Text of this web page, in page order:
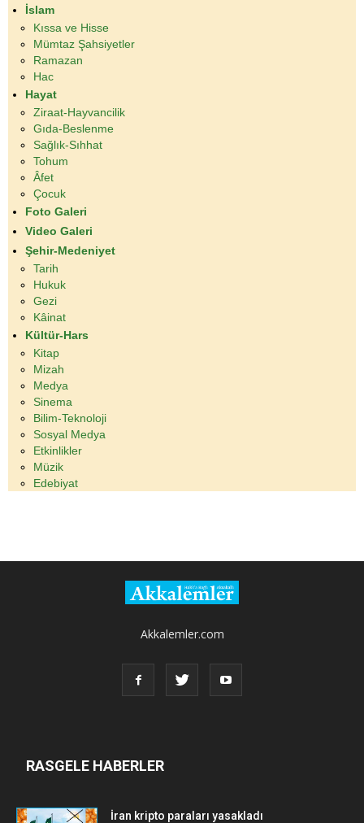
İslam
Kıssa ve Hisse
Mümtaz Şahsiyetler
Ramazan
Hac
Hayat
Ziraat-Hayvancilik
Gıda-Beslenme
Sağlık-Sıhhat
Tohum
Âfet
Çocuk
Foto Galeri
Video Galeri
Şehir-Medeniyet
Tarih
Hukuk
Gezi
Kâinat
Kültür-Hars
Kitap
Mizah
Medya
Sinema
Bilim-Teknoloji
Sosyal Medya
Etkinlikler
Müzik
Edebiyat
Akkalemler.com
RASGELE HABERLER
İran kripto paraları yasakladı